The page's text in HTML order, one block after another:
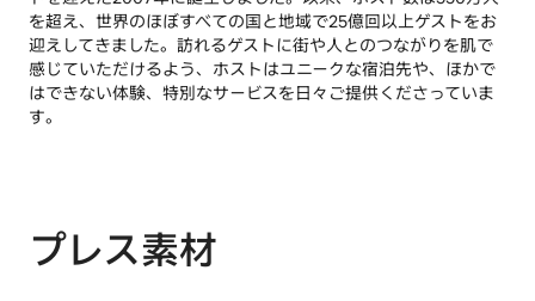
を超え、世界のほぼすべての国と地域で25億回以上ゲストをお
迎えしてきました。訪れるゲストに街や人とのつながりを肌で
感じていただけるよう、ホストはユニークな宿泊先や、ほかで
はできない体験、特別なサービスを日々ご提供くださっていま
す。
プレス素材